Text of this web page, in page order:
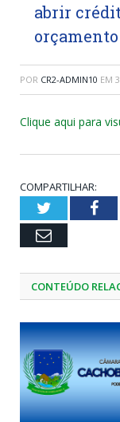
abrir
POR CR2-ADMIN10 EM
Clique aqui para
COMPARTILHAR:
Twitter
Email
CONTEÚDO